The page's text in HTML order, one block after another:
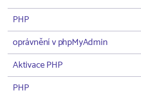
PHP
oprávnění v phpMyAdmin
Aktivace PHP
PHP